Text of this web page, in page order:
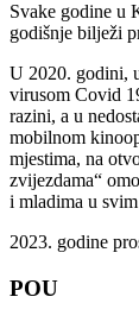
Svake godine u
godišnje bilježi
U 2020. godini,
virusom Covid
razini, a u
mobilnom
mjestima, na
zvijezdama“
i mladima u
2023. godine
POU